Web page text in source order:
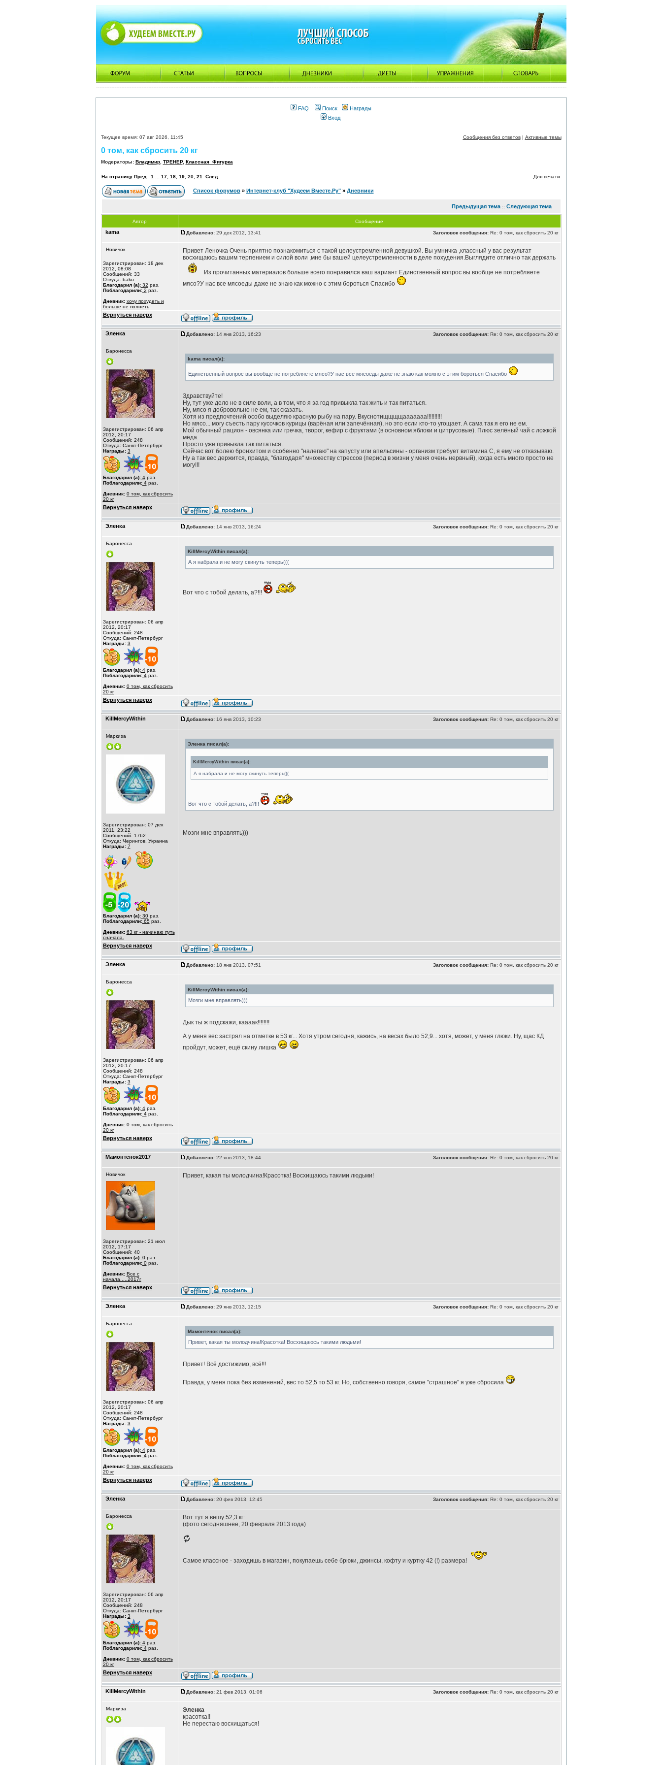
FAQ Поиск
Награды
Вход
Текущее время: 07 авг 2026, 11:45 Сообщения без ответов| Активные темы
0 том, как сбросить 20 кг
Модераторы: Владимир, ТРЕНЕР, Классная_Фигурка
На страницу Пред. 1 17, 18, 19, 20, 21 След. Для печати
Список форумов» Интернет-клуб "Худеем Вместе.Ру"» Дневники
Предыдущая тема:: Следующая тема
Автор Сообщение
kama Заголовок сообщения:Re: 0 том, как сбросить 20 кг
Добавлено:29 дек 2012, 13:41
Новичок
Зарегистрирован: 18 дек
2012, 08:08
Сообщений: 33
Откуда: baku
Благодарил (а):32 раз.
Поблагодарили:2 раз.
Дневник: хочу похудеть и
больше не полнеть
Привет Леночка Очень приятно познакомиться с такой целеустремленной девушкой. Вы умничка ,классный у вас результат
восхищаюсь вашим терпением и силой воли ,мне бы вашей целеустремленности в деле похудения.Выглядите отлично так держать
Из прочитанных материалов больше всего понравился ваш вариант Единственный вопрос вы вообще не потребляете
мясо?У нас все мясоеды даже не знаю как можно с этим бороться Спасибо
Вернуться наверх
Эленка Заголовок сообщения:Re: 0 том, как сбросить 20 кг
Добавлено:14 янв 2013, 16:23
Баронесса
Зарегистрирован: 06 апр
2012, 20:17
Сообщений: 248
Откуда: Санкт-Петербург
Награды: 3
Благодарил (а):4раз.
Поблагодарили:4раз.
Дневник: 0 том, как сбросить
20 кг
kama писал(а):
Единственный вопрос вы вообще не потребляете мясо?У нас все мясоеды даже не знаю как можно с этим бороться Спасибо
Здравствуйте!
Ну, тут уже дело не в силе воли, а в том, что я за год привыкла так жить и так питаться.
Ну, мясо я добровольно не ем, так сказать.
Хотя из предпочтений особо выделяю красную рыбу на пару. Вкуснотищщщщааааааа!!!!!!!!!!
Но мясо... могу съесть пару кусочков курицы (варёная или запечённая), но это если кто-то угощает. А сама так я его не ем.
Мой обычный рацион - овсянка или гречка, творог, кефир с фруктами (в основном яблоки и цитрусовые). Плюс зелёный чай с ложкой
мёда.
Просто уже привыкла так питаться.
Сейчас вот болею бронхитом и особенно "налегаю" на капусту или апельсины - организм требует витамина С, я ему не отказываю.
Ну а так вес держится, правда, "благодаря" множеству стрессов (период в жизни у меня очень нервный), когда есть много просто не
могу!!!
Вернуться наверх
Эленка Заголовок сообщения:Re: 0 том, как сбросить 20 кг
Добавлено:14 янв 2013, 16:24
Баронесса
Зарегистрирован: 06 апр
2012, 20:17
Сообщений: 248
Откуда: Санкт-Петербург
Награды: 3
Благодарил (а):4раз.
Поблагодарили:4раз.
Дневник: 0 том, как сбросить
20 кг
KillMercyWithin писал(а):
А я набрала и не могу скинуть теперь(((
Вот что с тобой делать, а?!!!
Вернуться наверх
KillMercyWithin Заголовок сообщения:Re: 0 том, как сбросить 20 кг
Добавлено:16 янв 2013, 10:23
Маркиза
Зарегистрирован: 07 дек
2011, 23:22
Сообщений: 1762
Откуда: Черингов, Украина
Награды: 7
Благодарил (а):30раз.
Поблагодарили:65 раз.
Дневник: 63 кг - начинаю путь
сначала.
Эленка писал(а):
KillMercyWithin писал(а):
А я набрала и не могу скинуть теперь(((
Вот что с тобой делать, а?!!!
Мозги мне вправлять)))
Вернуться наверх
Эленка Заголовок сообщения:Re: 0 том, как сбросить 20 кг
Добавлено:18 янв 2013, 07:51
Баронесса
Зарегистрирован: 06 апр
2012, 20:17
Сообщений: 248
Откуда: Санкт-Петербург
Награды: 3
Благодарил (а):4раз.
Поблагодарили:4раз.
Дневник: 0 том, как сбросить
20 кг
KillMercyWithin писал(а):
Мозги мне вправлять)))
Дык ты ж подскажи, каааак!!!!!!!!
А у меня вес застрял на отметке в 53 кг... Хотя утром сегодня, кажись, на весах было 52,9... хотя, может, у меня глюки. Ну, щас КД
пройдут, может, ещё скину лишка
Вернуться наверх
Мамонтенок2017 Заголовок сообщения:Re: 0 том, как сбросить 20 кг
Добавлено:22 янв 2013, 18:44
Новичок
Зарегистрирован: 21 июл
2012, 17:17
Сообщений: 40
Благодарил (а):0раз.
Поблагодарили:0раз.
Дневник: Все с
начала.....2017г
Привет, какая ты молодчина!Красотка! Восхищаюсь такими людьми!
Вернуться наверх
Эленка Заголовок сообщения:Re: 0 том, как сбросить 20 кг
Добавлено:29 янв 2013, 12:15
Баронесса
Зарегистрирован: 06 апр
2012, 20:17
Сообщений: 248
Откуда: Санкт-Петербург
Награды: 3
Благодарил (а):4раз.
Поблагодарили:4раз.
Дневник: 0 том, как сбросить
20 кг
Мамонтенок писал(а):
Привет, какая ты молодчина!Красотка! Восхищаюсь такими людьми!
Привет! Всё достижимо, всё!!!
Правда, у меня пока без изменений, вес то 52,5 то 53 кг. Но, собственно говоря, самое "страшное" я уже сбросила
Вернуться наверх
Эленка Заголовок сообщения:Re: 0 том, как сбросить 20 кг
Добавлено:20 фев 2013, 12:45
Баронесса
Зарегистрирован: 06 апр
2012, 20:17
Сообщений: 248
Откуда: Санкт-Петербург
Награды: 3
Благодарил (а):4раз.
Поблагодарили:4раз.
Дневник: 0 том, как сбросить
20 кг
Вот тут я вешу 52,3 кг:
(фото сегодняшнее, 20 февраля 2013 года)
Самое классное - заходишь в магазин, покупаешь себе брюки, джинсы, кофту и куртку 42 (!) размера!
Вернуться наверх
KillMercyWithin Заголовок сообщения:Re: 0 том, как сбросить 20 кг
Добавлено:21 фев 2013, 01:06
Маркиза
Эленка
красотка!!
Не перестаю восхищаться!